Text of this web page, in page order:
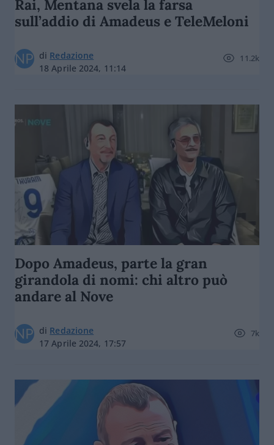
Rai, Mentana svela la farsa
sull’addio di Amadeus e TeleMeloni
di Redazione
18 Aprile 2024, 11:14
11.2k
Dopo Amadeus, parte la gran
girandola di nomi: chi altro può
andare al Nove
di Redazione
17 Aprile 2024, 17:57
7k